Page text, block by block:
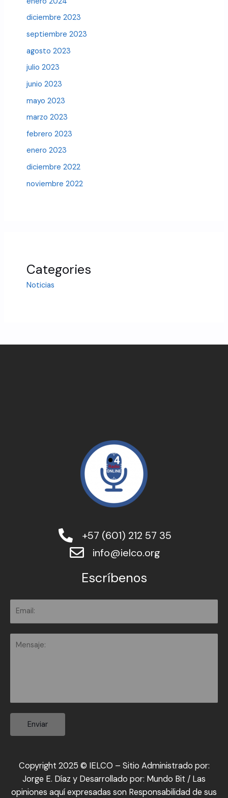
diciembre 2023
septiembre 2023
agosto 2023
julio 2023
junio 2023
mayo 2023
marzo 2023
febrero 2023
enero 2023
diciembre 2022
noviembre 2022
Categories
Noticias
+57 (601) 212 57 35
info@ielco.org
Escríbenos
Enviar
Copyright 2025 © IELCO – Sitio Administrado por:
Jorge E. Díaz y Desarrollado por: Mundo Bit / Las
opiniones aquí expresadas son Responsabilidad de sus